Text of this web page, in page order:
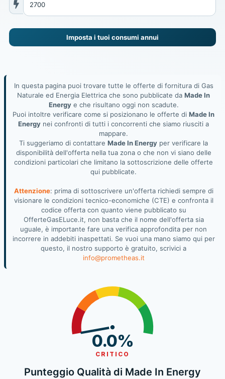
Imposta i tuoi consumi annui
In questa pagina puoi trovare tutte le offerte di fornitura di Gas
Naturale ed Energia Elettrica che sono pubblicate da Made In
Energye che risultano oggi non scadute.
Puoi intoltre verificare come si posizionano le offerte di Made In
Energy nei confronti di tutti i concorrenti che siamo riusciti a
mappare.
Ti suggeriamo di contattare Made In Energy per verificare la
disponibilità dell'offerta nella tua zona o che non vi siano delle
condizioni particolari che limitano la sottoscrizione delle offerte
qui pubblicate.
Attenzione: prima di sottoscrivere un'offerta richiedi sempre di
visionare le condizioni tecnico-economiche (CTE) e confronta il
codice offerta con quanto viene pubblicato su
OfferteGasELuce.it, non basta che il nome dell'offerta sia
uguale, è importante fare una verifica approfondita per non
incorrere in addebiti inaspettati. Se vuoi una mano siamo qui per
questo, il nostro supporto è gratuito, scrivici a
info@prometheas.it
0.0%
CRITICO
Punteggio Qualità di Made In Energy